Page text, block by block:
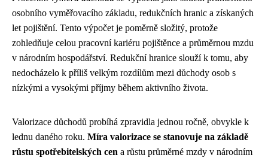
osobního vyměřovacího základu, redukčních hranic a získaných
let pojištění. Tento výpočet je poměrně složitý, protože
zohledňuje celou pracovní kariéru pojištěnce a průměrnou mzdu
v národním hospodářství. Redukční hranice slouží k tomu, aby
nedocházelo k příliš velkým rozdílům mezi důchody osob s
nízkými a vysokými příjmy během aktivního života.
Valorizace důchodů probíhá zpravidla jednou ročně, obvykle k
lednu daného roku. Míra valorizace se stanovuje na základě
růstu spotřebitelských cen a růstu průměrné mzdy v národním